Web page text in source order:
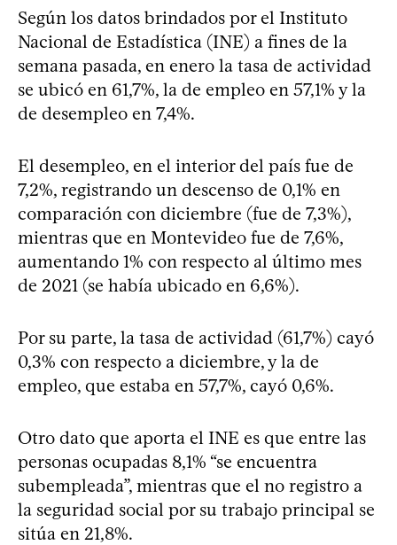
Según los datos brindados por el Instituto
Nacional de Estadística (INE) a fines de la
semana pasada, en enero la tasa de actividad
se ubicó en 61,7%, la de empleo en 57,1% y la
de desempleo en 7,4%.
El desempleo, en el interior del país fue de
7,2%, registrando un descenso de 0,1% en
comparación con diciembre (fue de 7,3%),
mientras que en Montevideo fue de 7,6%,
aumentando 1% con respecto al último mes
de 2021 (se había ubicado en 6,6%).
Por su parte, la tasa de actividad (61,7%) cayó
0,3% con respecto a diciembre, y la de
empleo, que estaba en 57,7%, cayó 0,6%.
Otro dato que aporta el INE es que entre las
personas ocupadas 8,1% “se encuentra
subempleada”, mientras que el no registro a
la seguridad social por su trabajo principal se
sitúa en 21,8%.